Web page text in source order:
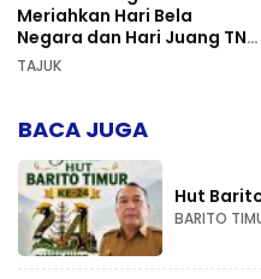
Meriahkan Hari Bela
Negara dan Hari Juang TNI
AD di Palangka Raya
TAJUK
BACA JUGA
Hut
BARITO